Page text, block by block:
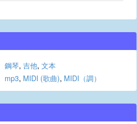
鋼琴, 吉他, 文本
mp3, MIDI (歌曲), MIDI（調）